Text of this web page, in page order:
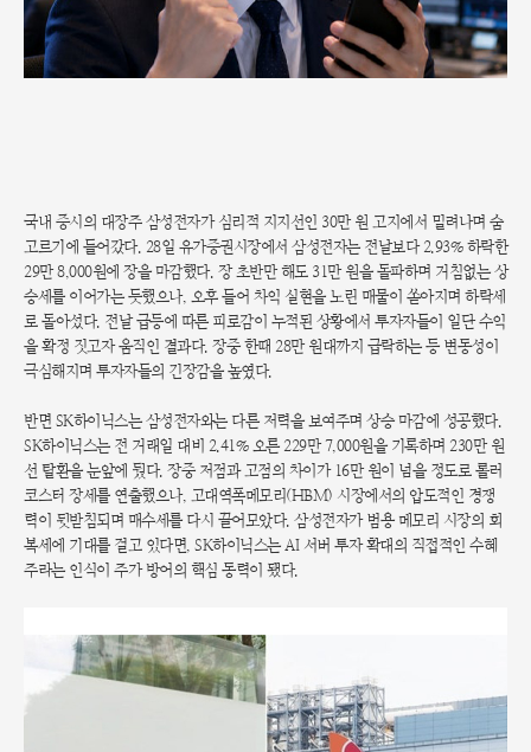
국내 증시의 대장주 삼성전자가 심리적 지지선인 30만 원 고지에서 밀려나며 숨
고르기에 들어갔다. 28일 유가증권시장에서 삼성전자는 전날보다 2.93% 하락한
29만 8,000원에 장을 마감했다. 장 초반만 해도 31만 원을 돌파하며 거침없는 상
승세를 이어가는 듯했으나, 오후 들어 차익 실현을 노린 매물이 쏟아지며 하락세
로 돌아섰다. 전날 급등에 따른 피로감이 누적된 상황에서 투자자들이 일단 수익
을 확정 짓고자 움직인 결과다. 장중 한때 28만 원대까지 급락하는 등 변동성이
극심해지며 투자자들의 긴장감을 높였다.
반면 SK하이닉스는 삼성전자와는 다른 저력을 보여주며 상승 마감에 성공했다.
SK하이닉스는 전 거래일 대비 2.41% 오른 229만 7,000원을 기록하며 230만 원
선 탈환을 눈앞에 뒀다. 장중 저점과 고점의 차이가 16만 원이 넘을 정도로 롤러
코스터 장세를 연출했으나, 고대역폭메모리(HBM) 시장에서의 압도적인 경쟁
력이 뒷받침되며 매수세를 다시 끌어모았다. 삼성전자가 범용 메모리 시장의 회
복세에 기대를 걸고 있다면, SK하이닉스는 AI 서버 투자 확대의 직접적인 수혜
주라는 인식이 주가 방어의 핵심 동력이 됐다.